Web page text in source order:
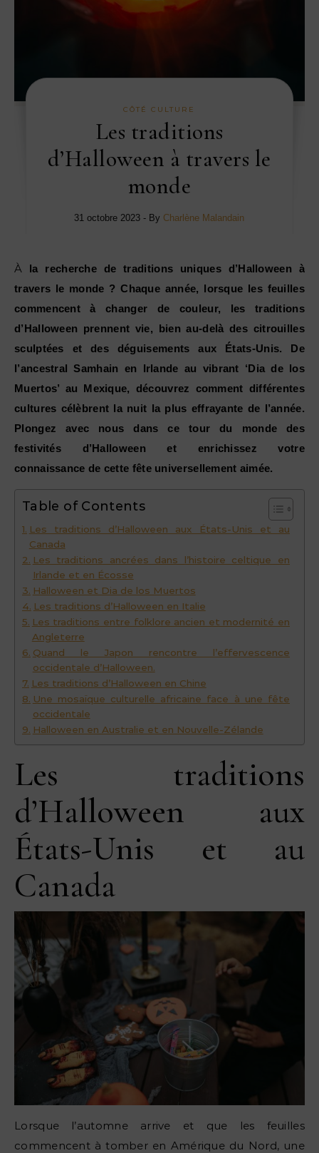
CÔTÉ CULTURE
Les traditions
d’Halloween à travers le
monde
31 octobre 2023 - By Charlène Malandain
À la recherche de traditions uniques d’Halloween à
travers le monde ? Chaque année, lorsque les feuilles
commencent à changer de couleur, les traditions
d’Halloween prennent vie, bien au-delà des citrouilles
sculptées et des déguisements aux États-Unis. De
l’ancestral Samhain en Irlande au vibrant ‘Dia de los
Muertos’ au Mexique, découvrez comment différentes
cultures célèbrent la nuit la plus effrayante de l’année.
Plongez avec nous dans ce tour du monde des
festivités d’Halloween et enrichissez votre
connaissance de cette fête universellement aimée.
Table of Contents
Les traditions d’Halloween aux États-Unis et au
Canada
Les traditions ancrées dans l’histoire celtique en
Irlande et en Écosse
Halloween et Dia de los Muertos
Les traditions d’Halloween en Italie
Les traditions entre folklore ancien et modernité en
Angleterre
Quand le Japon rencontre l’effervescence
occidentale d’Halloween.
Les traditions d’Halloween en Chine
Une mosaïque culturelle africaine face à une fête
occidentale
Halloween en Australie et en Nouvelle-Zélande
Les traditions
d’Halloween aux
États-Unis et au
Canada
Lorsque l’automne arrive et que les feuilles
commencent à tomber en Amérique du Nord, une